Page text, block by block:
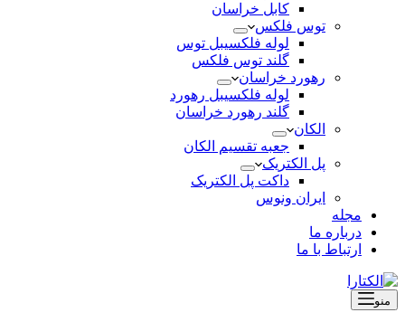
کابل خراسان
توس فلکس
لوله فلکسیبل توس
گلند توس فلکس
رهورد خراسان
لوله فلکسیبل رهورد
گلند رهورد خراسان
الکان
جعبه تقسیم الکان
پل الکتریک
داکت پل الکتریک
ایران ونوس
مجله
درباره ما
ارتباط با ما
منو